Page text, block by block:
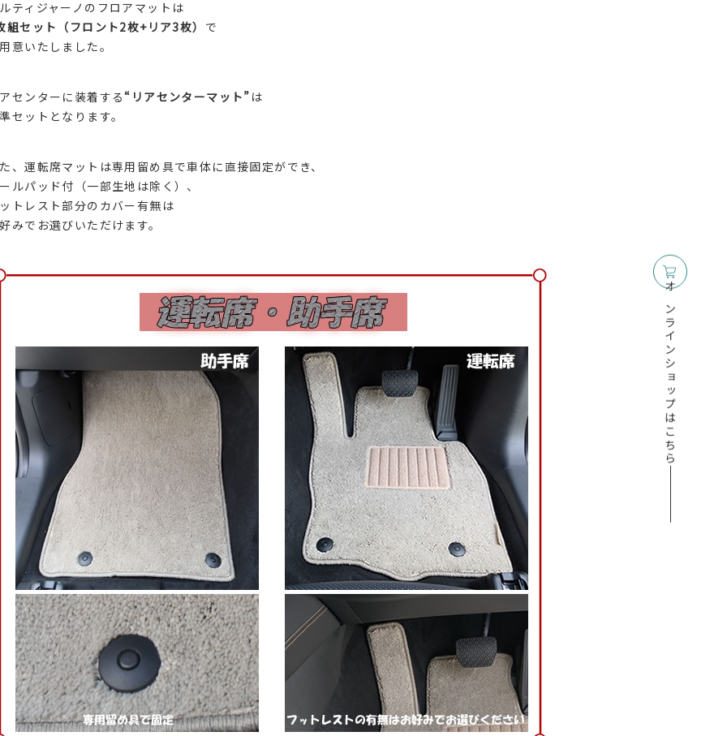
ティジャーノのフロアマットは
組セット（フロント2枚+リア3枚） で
意いたしました。
センターに装着する “リアセンターマット” は
セットとなります。
、運転席マットは専用留め具で車体に直接固定ができ、
ルパッド付（一部生地は除く）、
トレスト部分のカバー有無は
みでお選びいただけます。
オンラインショップはこちら